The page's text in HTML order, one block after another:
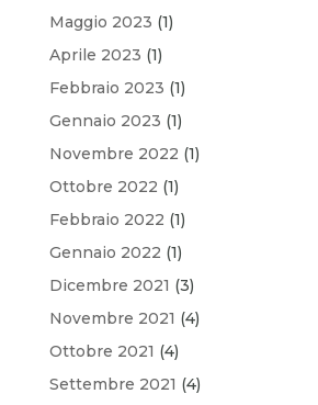
Maggio 2023 (1)
Aprile 2023 (1)
Febbraio 2023 (1)
Gennaio 2023 (1)
Novembre 2022 (1)
Ottobre 2022 (1)
Febbraio 2022 (1)
Gennaio 2022 (1)
Dicembre 2021 (3)
Novembre 2021 (4)
Ottobre 2021 (4)
Settembre 2021 (4)